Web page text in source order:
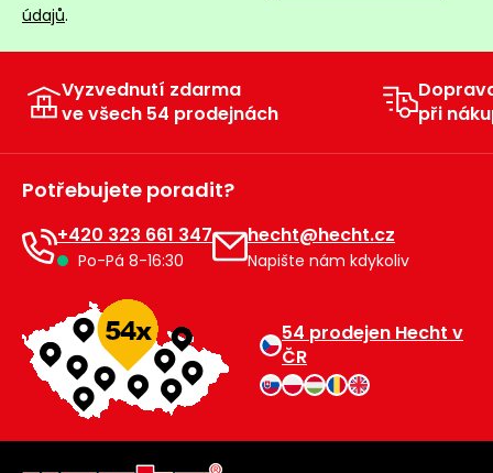
údajů.
Vyzvednutí zdarma
ve všech 54 prodejnách
při
Potřebujete poradit?
+420 323 661 347
Po-Pá 8-16:30
hecht@hecht.cz
Napište nám kdykoliv
54 prodejen Hecht v
ČR